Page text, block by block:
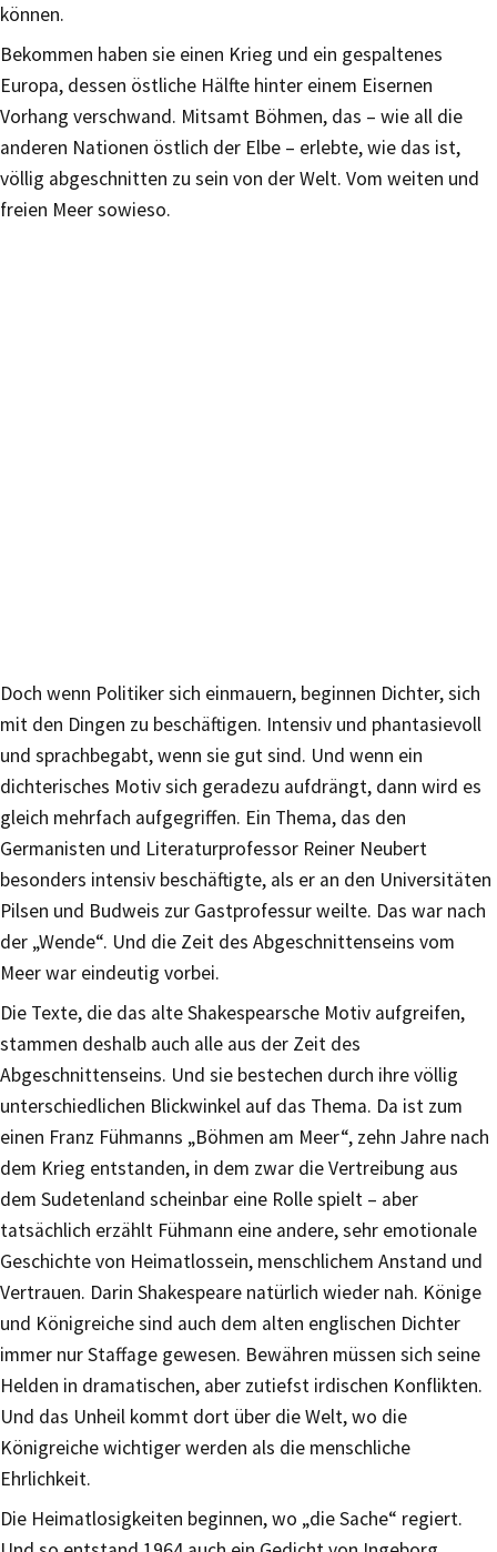
können.
Bekommen haben sie einen Krieg und ein gespaltenes
Europa, dessen östliche Hälfte hinter einem Eisernen
Vorhang verschwand. Mitsamt Böhmen, das – wie all die
anderen Nationen östlich der Elbe – erlebte, wie das ist,
völlig abgeschnitten zu sein von der Welt. Vom weiten und
freien Meer sowieso.
Doch wenn Politiker sich einmauern, beginnen Dichter, sich
mit den Dingen zu beschäftigen. Intensiv und phantasievoll
und sprachbegabt, wenn sie gut sind. Und wenn ein
dichterisches Motiv sich geradezu aufdrängt, dann wird es
gleich mehrfach aufgegriffen. Ein Thema, das den
Germanisten und Literaturprofessor Reiner Neubert
besonders intensiv beschäftigte, als er an den Universitäten
Pilsen und Budweis zur Gastprofessur weilte. Das war nach
der „Wende“. Und die Zeit des Abgeschnittenseins vom
Meer war eindeutig vorbei.
Die Texte, die das alte Shakespearsche Motiv aufgreifen,
stammen deshalb auch alle aus der Zeit des
Abgeschnittenseins. Und sie bestechen durch ihre völlig
unterschiedlichen Blickwinkel auf das Thema. Da ist zum
einen Franz Fühmanns „Böhmen am Meer“, zehn Jahre nach
dem Krieg entstanden, in dem zwar die Vertreibung aus
dem Sudetenland scheinbar eine Rolle spielt – aber
tatsächlich erzählt Fühmann eine andere, sehr emotionale
Geschichte von Heimatlossein, menschlichem Anstand und
Vertrauen. Darin Shakespeare natürlich wieder nah. Könige
und Königreiche sind auch dem alten englischen Dichter
immer nur Staffage gewesen. Bewähren müssen sich seine
Helden in dramatischen, aber zutiefst irdischen Konflikten.
Und das Unheil kommt dort über die Welt, wo die
Königreiche wichtiger werden als die menschliche
Ehrlichkeit.
Die Heimatlosigkeiten beginnen, wo „die Sache“ regiert.